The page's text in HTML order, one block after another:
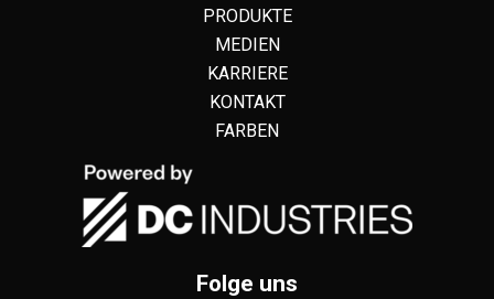
PRODUKTE
MEDIEN
KARRIERE
KONTAKT
FARBEN
Folge uns